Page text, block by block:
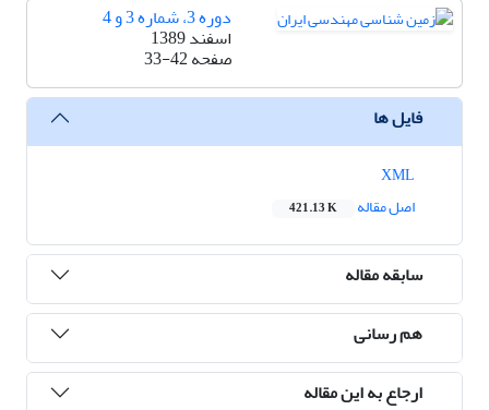
دوره 3، شماره 3 و 4
اسفند 1389
صفحه33-42
فایل ها
اصل مقاله
421.13 K
سابقه مقاله
هم رسانی
ارجاع به این مقاله